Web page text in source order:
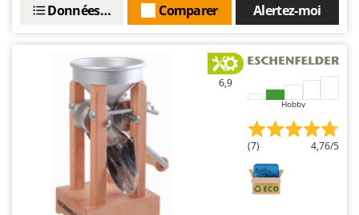
Officine Savioli
OMA
Omas
Ompagrill
Oriental Koshin
Outdoorchef
Alertez-moi
Comparer
Données techniques
6,9
Hobby
(7) 4,76/5